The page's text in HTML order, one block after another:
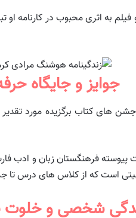
به اثری محبوب در کارنامه
جوایز و جایگاه
های کتاب برگزیده مورد تقدیر
پیوسته فرهنگستان زبان و ادب
است که از کلاس های درس تا
شخصی و خلوت